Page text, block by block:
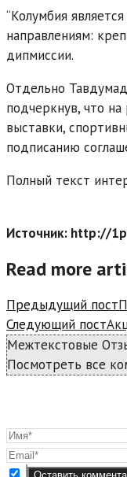
“Колумбия
направлениям:
дипмиссии.
Отдельно
подчеркнув, что
выставки,
подписанию
Полный текст
Источник: http://
Read more
Предыдущий пост
Следующий пост
Межтекстовые
Посмотреть все